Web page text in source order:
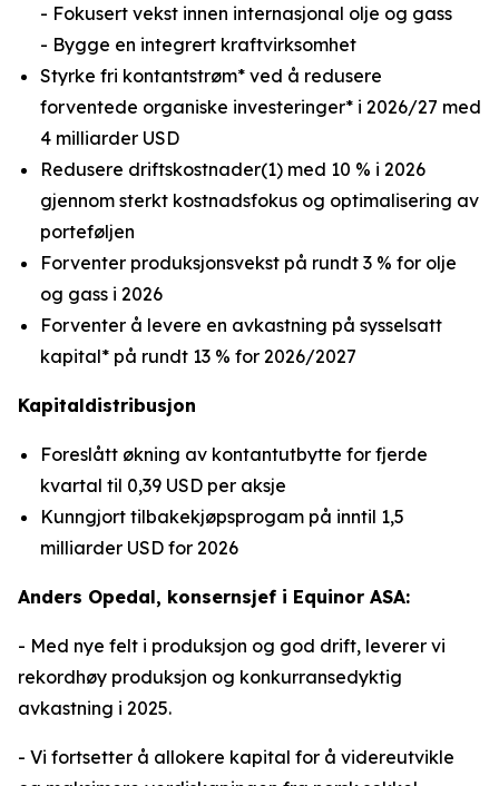
- Fokusert vekst innen internasjonal olje og gass
- Bygge en integrert kraftvirksomhet
Styrke fri kontantstrøm* ved å redusere
forventede organiske investeringer* i 2026/27 med
4 milliarder USD
Redusere driftskostnader(1) med 10 % i 2026
gjennom sterkt kostnadsfokus og optimalisering av
porteføljen
Forventer produksjonsvekst på rundt 3 % for olje
og gass i 2026
Forventer å levere en avkastning på sysselsatt
kapital* på rundt 13 % for 2026/2027
Kapitaldistribusjon
Foreslått økning av kontantutbytte for fjerde
kvartal til 0,39 USD per aksje
Kunngjort tilbakekjøpsprogam på inntil 1,5
milliarder USD for 2026
Anders Opedal, konsernsjef i Equinor ASA:
- Med nye felt i produksjon og god drift, leverer vi
rekordhøy produksjon og konkurransedyktig
avkastning i 2025.
- Vi fortsetter å allokere kapital for å videreutvikle